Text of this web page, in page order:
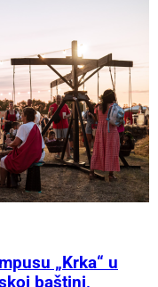
„Krka“ u
baštini,